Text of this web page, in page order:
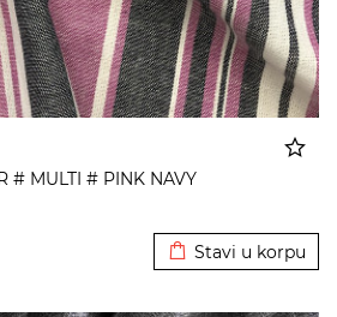
# MULTI # PINK NAVY
Stavi u korpu